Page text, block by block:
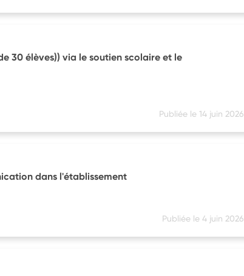
30 élèves)) via le soutien scolaire et le
Publiée le 14 juin 2026
dans l'établissement
Publiée le 4 juin 2026